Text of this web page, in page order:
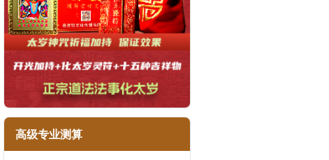
高级专业测算